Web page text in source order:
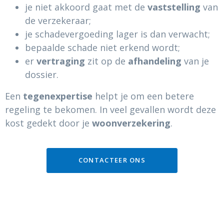
je niet akkoord gaat met de vaststelling van
de verzekeraar;
je schadevergoeding lager is dan verwacht;
bepaalde schade niet erkend wordt;
er vertraging zit op de afhandeling van je
dossier.
Een tegenexpertise helpt je om een betere
regeling te bekomen. In veel gevallen wordt deze
kost gedekt door je woonverzekering.
CONTACTEER ONS